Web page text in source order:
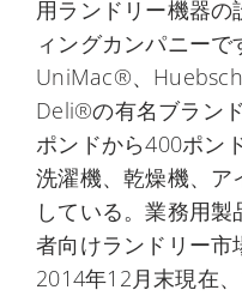
用ランドリー機器
ィングカンパニー
UniMac®、
Deli®の有名ブラン
ポンドから400ポン
洗濯機、乾燥機、ア
している。業務用
者向けランドリー市
2014年12月末現在